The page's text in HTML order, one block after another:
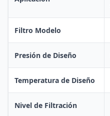
Filtro Modelo
Presión de Diseño
Temperatura de Diseño
Nivel de Filtración